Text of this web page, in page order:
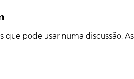
que pode usar numa discussão.